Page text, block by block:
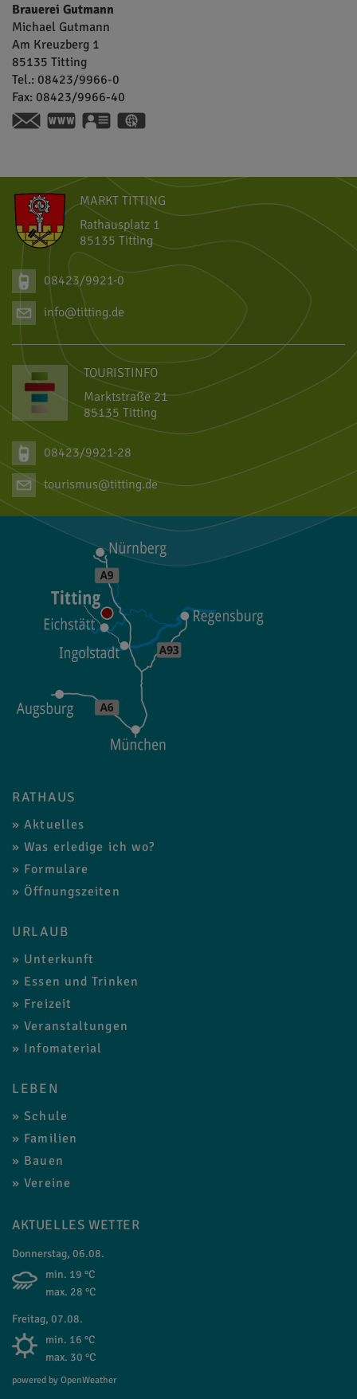
Brauerei Gutmann
Michael Gutmann
Am Kreuzberg 1
85135 Titting
Tel.: 08423/9966-0
Fax: 08423/9966-40
www.brauerei-gutmann.de
vCard
MARKT TITTING
Rathausplatz 1
85135 Titting
08423/9921-0
info@titting.de
TOURISTINFO
Marktstraße 21
85135 Titting
08423/9921-28
tourismus@titting.de
RATHAUS
Aktuelles
Was erledige ich wo?
Formulare
Öffnungszeiten
URLAUB
Unterkunft
Essen und Trinken
Freizeit
Veranstaltungen
Infomaterial
LEBEN
Schule
Familien
Bauen
Vereine
AKTUELLES WETTER
Donnerstag, 06.08.
min. 19 °C
max. 28 °C
Freitag, 07.08.
min. 16 °C
max. 30 °C
powered by OpenWeather